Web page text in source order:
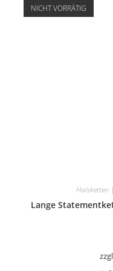
NICHT VORRÄTIG
Halsketten
Lange